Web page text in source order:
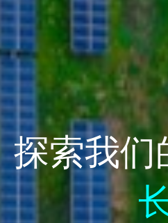
探索我们